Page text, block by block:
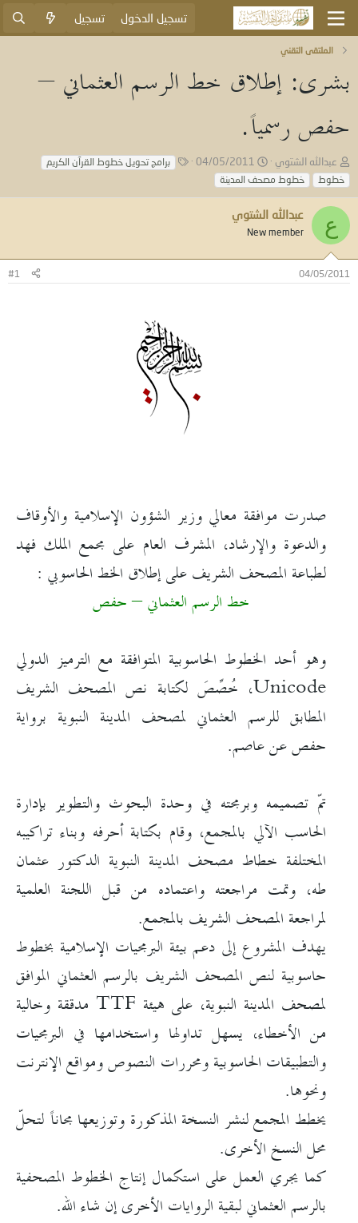
تسجيل الدخول تسجيل
الملتقى التقني
بشرى: إطلاق خط الرسم العثماني –
حفص رسمياً.
ب
ا
د
ئ
ل
م
و
ض
عبدالله الشتوي
ا
ر
خ
ا
ب
04/05/2011
ا برامج تحويل خطوط القرآن الكريم
خطوط
خطوط مصحف المدينة
ع عبدالله الشتوي
New member
04/05/2011
#1
صدرت موافقة معالي وزير الشؤون الإسلامية والأوقاف
والدعوة والإرشاد، المشرف العام على مجمع الملك فهد
لطباعة المصحف الشريف على إطلاق الخط الحاسوبي :
خط الرسم العثماني – حفص
وهو أحد الخطوط الحاسوبية المتوافقة مع الترميز الدولي
Unicode، خُصِّصَ لكتابة نص المصحف الشريف
المطابق للرسم العثماني لمصحف المدينة النبوية برواية
حفص عن عاصم.
تمّ تصميمه وبرمجته في وحدة البحوث والتطوير بإدارة
الحاسب الآلي بالمجمع، وقام بكتابة أحرفه وبناء تراكيبه
المختلفة خطاط مصحف المدينة النبوية الدكتور عثمان
طه، وتمت مراجعته واعتماده من قبل اللجنة العلمية
لمراجعة المصحف الشريف بالمجمع.
يهدف المشروع إلى دعم بيئة البرمجيات الإسلامية بخطوط
حاسوبية لنص المصحف الشريف بالرسم العثماني الموافق
لمصحف المدينة النبوية، على هيئة TTF مدققة وخالية
من الأخطاء، يسهل تداولها واستخدامها في البرمجيات
والتطبيقات الحاسوبية ومحررات النصوص ومواقع الإنترنت
ونحوها.
يخطط المجمع لنشر النسخة المذكورة وتوزيعها مجاناً لتحلّ
محل النسخ الأخرى.
كما يجري العمل على استكمال إنتاج الخطوط المصحفية
بالرسم العثماني لبقية الروايات الأخرى إن شاء الله.